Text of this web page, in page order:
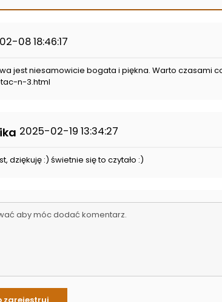
08 18:46:17
jest niesamowicie bogata i piękna. Warto
n-3.html
2025-02-19 13:34:27
dziękuję :) świetnie się to czytało :)